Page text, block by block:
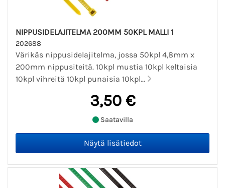
NIPPUSIDELAJITELMA 200MM 50KPL MALLI 1
202688
Värikäs nippusidelajitelma, jossa 50kpl 4,8mm x
200mm nippusiteitä. 10kpl mustia 10kpl keltaisia
10kpl vihreitä 10kpl punaisia 10kpl...
3,50 €
Saatavilla